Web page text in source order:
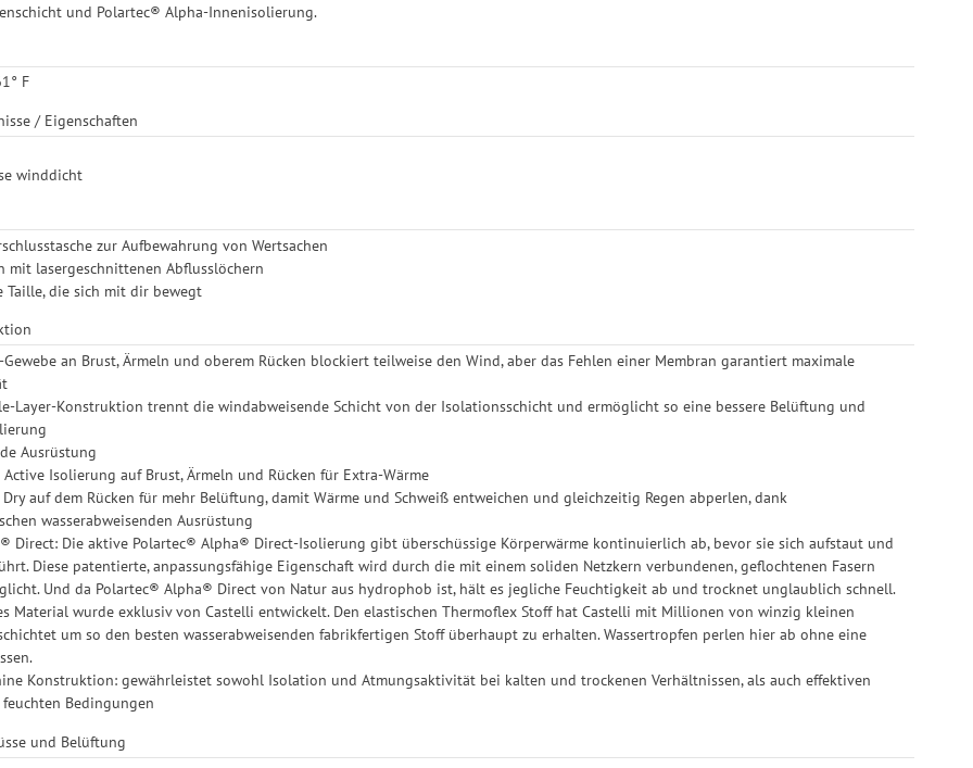
und Polartec® Alpha-Innenisolierung.
F
/ Eigenschaften
winddicht
zur Aufbewahrung von Wertsachen
mit lasergeschnittenen Abflusslöchern
Taille, die sich mit dir bewegt
an Brust, Ärmeln und oberem Rücken blockiert teilweise den Wind, aber das Fehlen einer Membran garantiert maximale
Layer-Konstruktion trennt die windabweisende Schicht von der Isolationsschicht und ermöglicht so eine bessere Belüftung und
Ausrüstung
Isolierung auf Brust, Ärmeln und Rücken für Extra-Wärme
auf dem Rücken für mehr Belüftung, damit Wärme und Schweiß entweichen und gleichzeitig Regen abperlen, dank
wasserabweisenden Ausrüstung
Direct: Die aktive Polartec® Alpha® Direct-Isolierung gibt überschüssige Körperwärme kontinuierlich ab, bevor sie sich aufstaut und
Diese patentierte, anpassungsfähige Eigenschaft wird durch die mit einem soliden Netzkern verbundenen, geflochtenen Fasern
Und da Polartec® Alpha® Direct von Natur aus hydrophob ist, hält es jegliche Feuchtigkeit ab und trocknet unglaublich schnell.
Material wurde exklusiv von Castelli entwickelt. Den elastischen Thermoflex Stoff hat Castelli mit Millionen von winzig kleinen
um so den besten wasserabweisenden fabrikfertigen Stoff überhaupt zu erhalten. Wassertropfen perlen hier ab ohne eine
Konstruktion: gewährleistet sowohl Isolation und Atmungsaktivität bei kalten und trockenen Verhältnissen, als auch effektiven
feuchten Bedingungen
und Belüftung